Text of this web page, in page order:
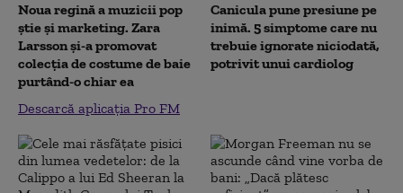
Noua regină a muzicii pop
știe și marketing. Zara
Larsson și-a promovat
colecția de costume de baie
purtând-o chiar ea
Descarcă aplicația Pro FM
Canicula pune presiune pe
inimă. 5 simptome care nu
trebuie ignorate niciodată,
potrivit unui cardiolog